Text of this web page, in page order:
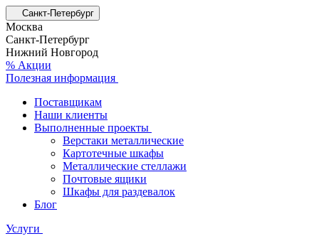
Санкт-Петербург
Москва
Санкт-Петербург
Нижний Новгород
% Акции
Полезная информация
Поставщикам
Наши клиенты
Выполненные проекты
Верстаки металлические
Картотечные шкафы
Металлические стеллажи
Почтовые ящики
Шкафы для раздевалок
Блог
Услуги